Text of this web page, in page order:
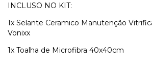
INCLUSO NO KIT:
1x Selante Ceramico Manutenção
Vonixx
1x Toalha de Microfibra 40x40cm